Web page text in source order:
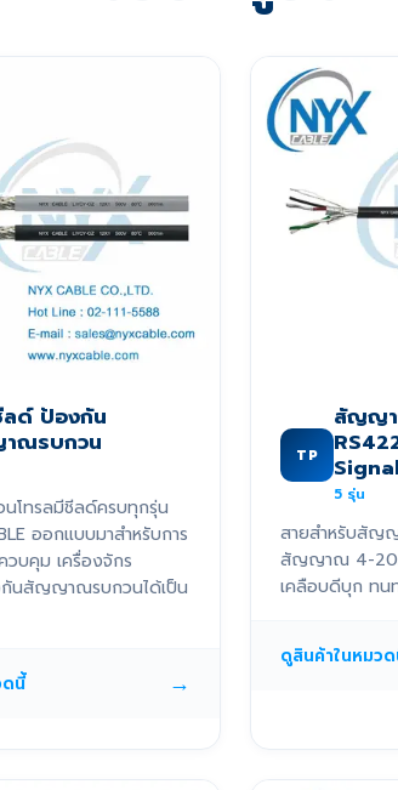
ลด์ ป้องกัน
ณรบกวน
นโทรลมีชีลด์ครบทุกรุ่น
ออกแบบมาสำหรับการ
วบคุม เครื่องจักร
นสัญญาณรบกวนได้เป็น
ดนี้ →
TP
สัญญ
5 รุ่น
สายสำหรับสัญ
สัญญาณ 4-
เคลือบดีบุก ทน
ดูสินค้าในหมว